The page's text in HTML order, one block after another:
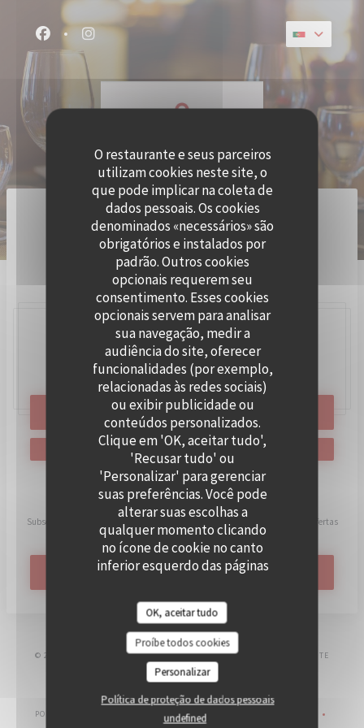
Painel de Gerenciamento de Cookies
O restaurante e seus parceiros
utilizam cookies neste site, o
que pode implicar na coleta de
dados pessoais. Os cookies
denominados «necessários» são
obrigatórios e instalados por
padrão. Outros cookies
opcionais requerem seu
consentimento. Esses cookies
opcionais servem para analisar
sua navegação, medir a
audiência do site, oferecer
funcionalidades (por exemplo,
relacionadas às redes sociais)
ou exibir publicidade ou
conteúdos personalizados.
Clique em 'OK, aceitar tudo',
'Recusar tudo' ou
'Personalizar' para gerenciar
suas preferências. Você pode
alterar suas escolhas a
qualquer momento clicando
no ícone de cookie no canto
inferior esquerdo das páginas
OK, aceitar tudo
Proíbe todos cookies
Personalizar
Política de proteção de dados pessoais
undefined
Facebook ((abre numa nova janela))
Instagram ((abre numa nova janela))
O YoupiBrunch acontece todos os domingos
!! RESERVA DISPONÍVEL!!
-Interior ou no terraço-
Adeus !
O Segunda-feira 27 julho
11 BIS RUE DES HALLES, 75001 PARIS
RESERVAR UMA MESA
Mantenha-se atualizado*
Subscrever a nossa newsletter para receber comunicações personalizadas e ofertas
de marketing por correio eletrónico da nossa parte.
SUBSCREVER
© 2026 CHEZ GLADINES HALLES - RESTAURANT & BRUNCH — WEBSITE
DO RESTAURANTE CRIADO POR
AVISO LEGAL
((ABRE NUMA NOVA JANELA))
TERMOS DE UTILIZAÇÃO
((ABRE NUMA NOVA JANELA))
POLÍTICA DE PROTEÇÃO DE DADOS PESSOAIS
((ABRE NUMA NOVA JANELA))